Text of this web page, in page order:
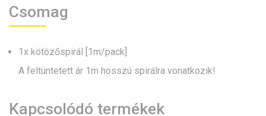
Csomag
1x kötözőspirál [1m/pack]
A feltüntetett ár 1m hosszú spirálra vonatkozik!
Kapcsolódó termékek